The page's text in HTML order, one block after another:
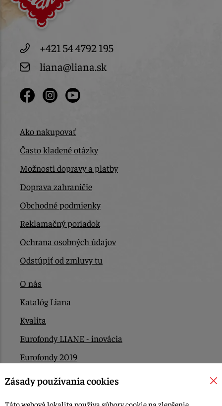
+421 54 4792 195
liana@liana.sk
Ako nakupovať
Často kladené otázky
Možnosti dopravy a platby
Doprava zahraničie
Obchodné podmienky
Reklamačný poriadok
Ochrana osobných údajov
Odstúpiť od zmluvy tu
O nás
Katalóg Liana
Kvalita
Eurofondy LIANE - inovácia
Eurofondy 2019
Eurofondy 2022/2023
Zásady používania cookies
Táto webová lokalita používa súbory cookie na zlepšenie